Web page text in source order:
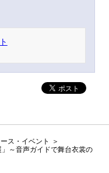
ス・イベント
」～音声ガイドで舞台衣裳の